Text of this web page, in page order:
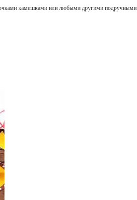
камешками или любыми другими подручными